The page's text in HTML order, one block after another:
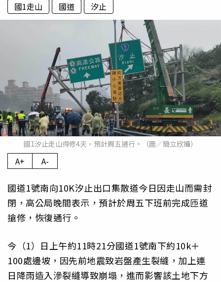
國1走山 國道 汐止
國1汐止走山得修4天，預計周五通行。（圖／簡立欣攝）
A+ A-
國道1號南向10K汐止出口集散道今日因走山而需封
閉，高公局晚間表示，預計於周五下班前完成匝道
搶修，恢復通行。
今（1）日上午約11時21分國道1號南下約10k＋
100處邊坡，因先前地震致岩盤產生裂縫，加上連
日降雨造入滲裂縫導致崩塌，進而影響該土地下方